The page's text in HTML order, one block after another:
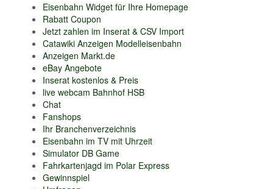
Eisenbahn Widget für Ihre Homepage
Rabatt Coupon
Jetzt zahlen im Inserat & CSV Import
Catawiki Anzeigen Modelleisenbahn
Anzeigen Markt.de
eBay Angebote
Inserat kostenlos & Preis
live webcam Bahnhof HSB
Chat
Fanshops
Ihr Branchenverzeichnis
Eisenbahn im TV mit Uhrzeit
Simulator DB Game
Fahrkartenjagd im Polar Express
Gewinnspiel